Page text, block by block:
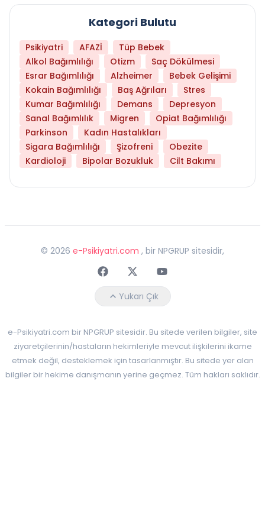
Kategori Bulutu
Psikiyatri AFAZİ
Tüp Bebek
Alkol Bağımlılığı
Otizm
Saç Dökülmesi
Esrar Bağımlılığı
Alzheimer
Bebek Gelişimi
Kokain Bağımlılığı
Baş Ağrıları
Stres
Kumar Bağımlılığı
Demans
Depresyon
Sanal Bağımlılık
Migren
Opiat Bağımlılığı
Parkinson
Kadın Hastalıkları
Sigara Bağımlılığı
Şizofreni
Obezite
Kardioloji
Bipolar Bozukluk Cilt Bakımı
© 2026 e-Psikiyatri.com , bir NPGRUP sitesidir,
FaceebokTwitterYoutube
Yukarı Çık
e-Psikiyatri.com bir NPGRUP sitesidir. Bu sitede verilen bilgiler, site
ziyaretçilerinin/hastaların hekimleriyle mevcut ilişkilerini ikame
etmek değil, desteklemek için tasarlanmıştır. Bu sitede yer alan
bilgiler bir hekime danışmanın yerine geçmez. Tüm hakları saklıdır.